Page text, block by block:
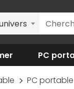
PC
PC portable